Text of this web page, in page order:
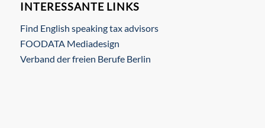
INTERESSANTE LINKS
Find English speaking tax advisors
FOODATA Mediadesign
Verband der freien Berufe Berlin